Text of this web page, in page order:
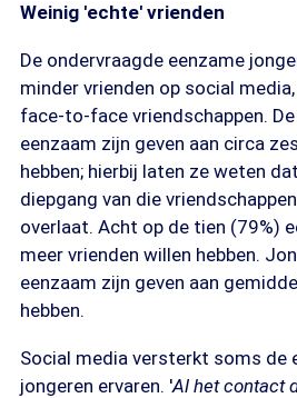
Weinig 'echte' vrienden
De ondervraagde eenzame
minder vrienden op social
face-to-face vriendschappen.
eenzaam zijn geven aan circa
hebben; hierbij laten ze weten
diepgang van die
overlaat. Acht op de tien (79%)
meer vrienden willen hebben.
eenzaam zijn geven aan
hebben.
Social media versterkt soms de
jongeren ervaren. 'Al het contact